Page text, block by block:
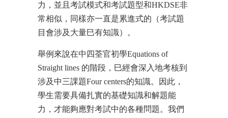
力，並且考試模式和考試題型和HKDSE非
常相似，同樣亦一直是累進式的（考試題
目會涉及大量巳有知識）。
舉例來說在中四荃官初學Equations of
Straight lines 的階段，巳經會深入地考核到
涉及中三課題Four centers的知識。因此，
學生需要具備扎實的基礎知識和解題能
力，才能夠應對考試中的各種問題。我們